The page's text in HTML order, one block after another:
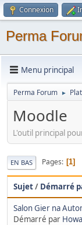
Connexion
Perma
Menu principal
Perma Forum ►
Moodle
L'outil principal
EN BAS Pages 1
Sujet/ Démarré
Salon Gier na
Démarré par